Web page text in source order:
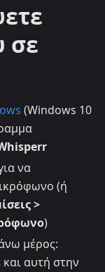
σε
(Windows 10
να
(ή
>
)
μέρος:
και αυτή στην